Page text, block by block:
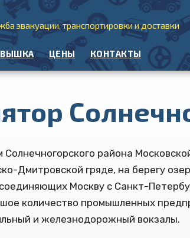
эвакуации, транспортировки и доставки
ЦЕНЫ КОНТАКТЫ
района
Дмитровской гряде, на берегу
Москву с Санкт-
количество промышленных
и железнодорожный вокзалы.